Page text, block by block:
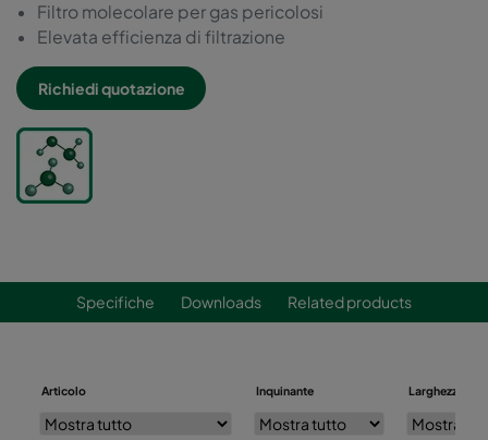
Filtro molecolare per gas pericolosi
Elevata efficienza di filtrazione
Richiedi quotazione
Specifiche Downloads Related products
Articolo Inquinante Larghezza